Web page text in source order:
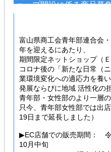
ョップ開設に係る商品募
富山県商工会青年部連合会
年を迎えるにあたり、
期間限定ネットショップ（
コロナ後の「新たな日常（
業環境変化への適応力を養
発展ならびに地域 活性化の
青年部・女性部のより一層
只今、青年部女性部では出
19日まで延長しました）
▶EC店舗での販売期間：
10月中旬